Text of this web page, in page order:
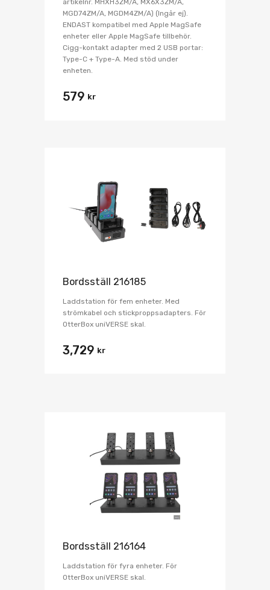
artikelnr. MHXH3ZM/A, MX6X3ZM/A,
MGD74ZM/A, MGDM4ZM/A) (Ingår ej).
ENDAST kompatibel med Apple MagSafe
enheter eller Apple MagSafe tillbehör.
Cigg-kontakt adapter med 2 USB portar:
Type-C + Type-A. Med stöd under
enheten.
579 kr
Bordsställ 216185
Laddstation för fem enheter. Med
strömkabel och stickproppsadapters. För
OtterBox uniVERSE skal.
3,729 kr
Bordsställ 216164
Laddstation för fyra enheter. För
OtterBox uniVERSE skal.